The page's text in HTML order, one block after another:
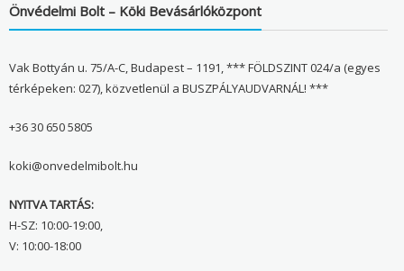
Önvédelmi Bolt – Köki Bevásárlóközpont
Vak Bottyán u. 75/A-C, Budapest – 1191, *** FÖLDSZINT 024/a (egyes
térképeken: 027), közvetlenül a BUSZPÁLYAUDVARNÁL! ***
+36 30 650 5805
koki@onvedelmibolt.hu
NYITVA TARTÁS:
H-SZ: 10:00-19:00,
V: 10:00-18:00